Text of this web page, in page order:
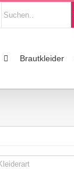
Produkten
suchen
Brautkleider